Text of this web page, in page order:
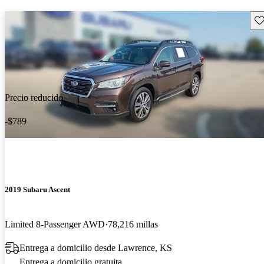
Precio reducido
-$789
2019 Subaru Ascent
Limited 8-Passenger AWD 78,216 millas
Entrega a domicilio desde Lawrence, KS